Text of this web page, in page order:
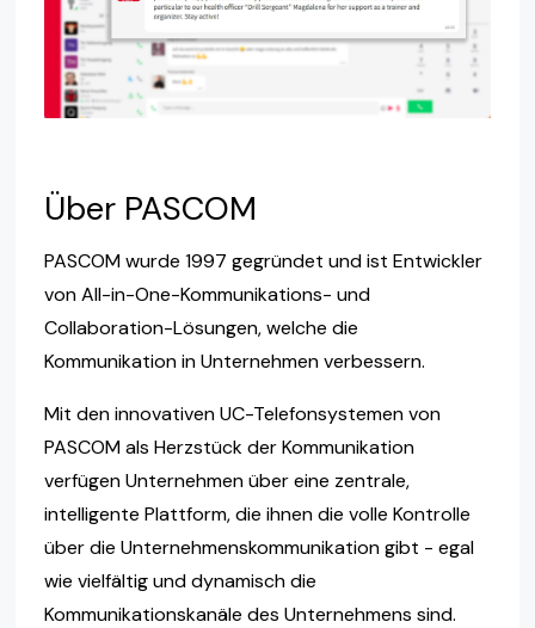
Über PASCOM
PASCOM wurde 1997 gegründet und ist Entwickler
von All-in-One-Kommunikations- und
Collaboration-Lösungen, welche die
Kommunikation in Unternehmen verbessern.
Mit den innovativen UC-Telefonsystemen von
PASCOM als Herzstück der Kommunikation
verfügen Unternehmen über eine zentrale,
intelligente Plattform, die ihnen die volle Kontrolle
über die Unternehmenskommunikation gibt - egal
wie vielfältig und dynamisch die
Kommunikationskanäle des Unternehmens sind.